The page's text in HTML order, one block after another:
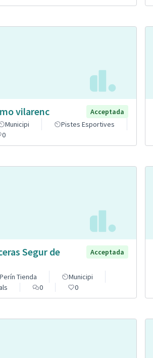
vilarenc
Acceptada
Municipi
Pistes Esportives
0
Segur de
Acceptada
Tienda
Municipi
0 0